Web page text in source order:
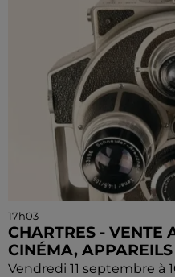
17h03
CHARTRES - VENTE
CINÉMA,
Vendredi 11 septembre à